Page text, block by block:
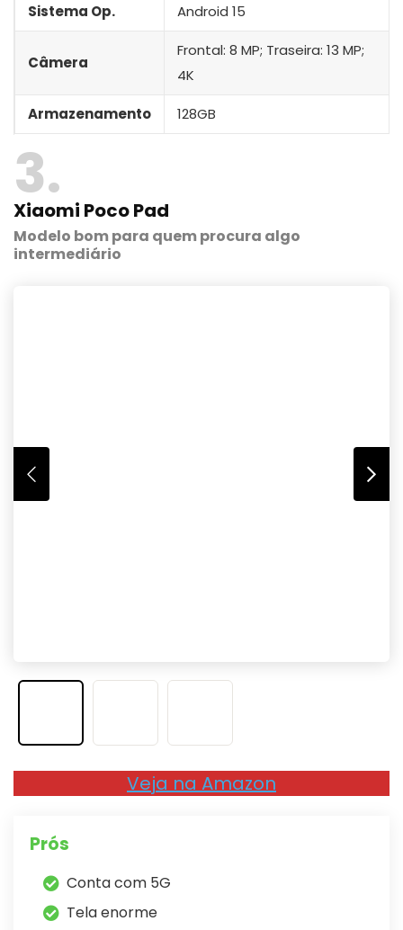
Sistema Op. Android 15
Câmera
Frontal: 8 MP; Traseira: 13 MP;
4K
Armazenamento 128GB
3
Xiaomi Poco Pad
Modelo bom para quem procura algo
intermediário
Veja na Amazon
Prós
Conta com 5G
Tela enorme